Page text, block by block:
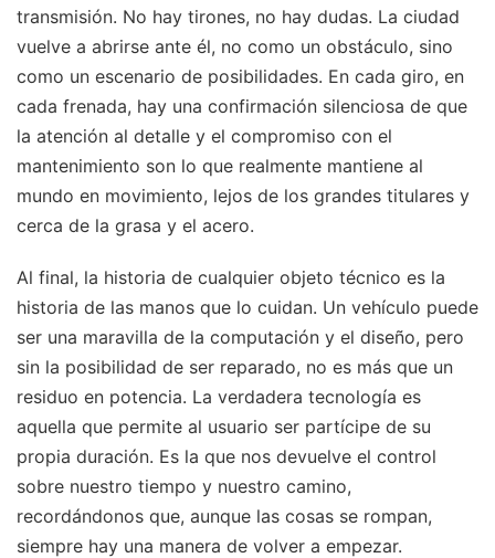
transmisión. No hay tirones, no hay dudas. La ciudad
vuelve a abrirse ante él, no como un obstáculo, sino
como un escenario de posibilidades. En cada giro, en
cada frenada, hay una confirmación silenciosa de que
la atención al detalle y el compromiso con el
mantenimiento son lo que realmente mantiene al
mundo en movimiento, lejos de los grandes titulares y
cerca de la grasa y el acero.
Al final, la historia de cualquier objeto técnico es la
historia de las manos que lo cuidan. Un vehículo puede
ser una maravilla de la computación y el diseño, pero
sin la posibilidad de ser reparado, no es más que un
residuo en potencia. La verdadera tecnología es
aquella que permite al usuario ser partícipe de su
propia duración. Es la que nos devuelve el control
sobre nuestro tiempo y nuestro camino,
recordándonos que, aunque las cosas se rompan,
siempre hay una manera de volver a empezar.